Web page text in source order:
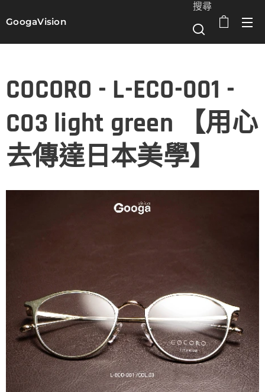
GoogaVision
搜尋
COCORO - L-ECO-001 -
C03 light green 【用心
去傳達日本美學】